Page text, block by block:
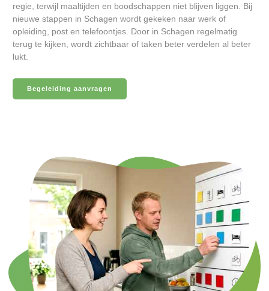
regie, terwijl maaltijden en boodschappen niet blijven liggen. Bij
nieuwe stappen in Schagen wordt gekeken naar werk of
opleiding, post en telefoontjes. Door in Schagen regelmatig
terug te kijken, wordt zichtbaar of taken beter verdelen al beter
lukt.
Begeleiding aanvragen